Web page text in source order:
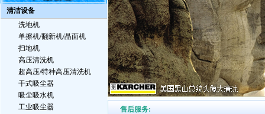
清洁设备
洗地机
单擦机/翻新机/晶面机
扫地机
高压清洗机
超高压/特种高压清洗机
干式吸尘器
吸尘吸水机
工业吸尘器
售后服务: